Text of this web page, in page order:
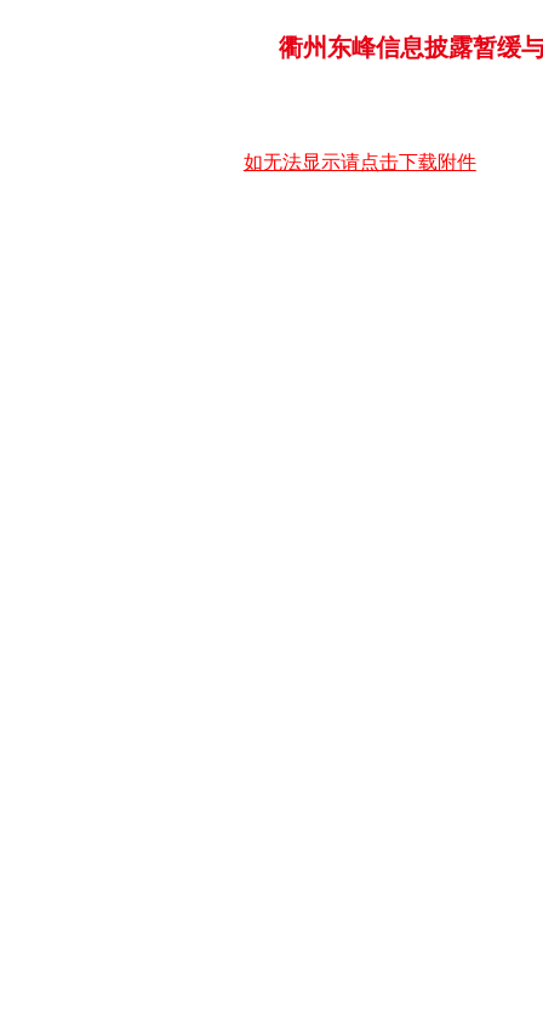
衢州东峰信息披露暂缓
如无法显示请点击下载附件